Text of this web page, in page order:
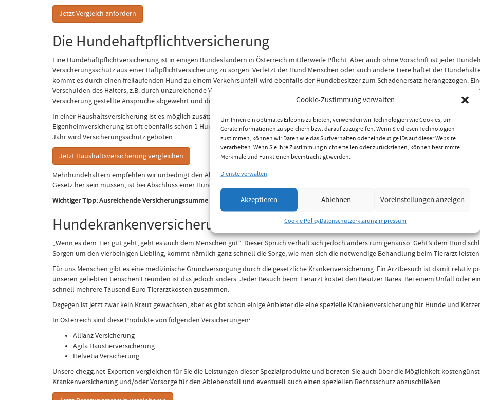
Cookie-Zustimmung verwalten
Um Ihnen ein optimales Erlebnis zu bieten, verwenden wir Technologien wie Cookies, um
Geräteinformationen zu speichern bzw. darauf zuzugreifen. Wenn Sie diesen Technologien
zustimmen, können wir Daten wie das Surfverhalten oder eindeutige IDs auf dieser Website
verarbeiten. Wenn Sie Ihre Zustimmung nicht erteilen oder zurückziehen, können bestimmte
Merkmale und Funktionen beeinträchtigt werden.
Dienste verwalten
Akzeptieren Ablehnen Voreinstellungen anzeigen
Cookie PolicyDatenschutzerklärungImpressum
Jetzt Vergleich anfordern
Die Hundehaftpflichtversicherung
Eine Hundehaftpflichtversicherung ist in einigen Bundesländern in Österreich mittlerweile Pflicht. Aber auch ohne Vorschrift ist jeder
Versicherungsschutz aus einer Haftpflichtversicherung zu sorgen. Verletzt der Hund Menschen oder auch andere Tiere haftet der
kommt es durch einen freilaufenden Hund zu einem Verkehrsunfall wird ebenfalls der Hundebesitzer zum Schadenersatz herangezogen.
Verschulden des Halters, z.B. durch unzureichende Verwahrung des Hundes, übernimmt die Versicherung den Schadenersatz. Bei Fällen in
Versicherung gestellte Ansprüche abgewehrt und die Kosten der Klärung der Verschuldensfrage, notfalls auch gerichtlich, übernommen.
In einer Haushaltsversicherung ist es möglich zusätzlich eine Hundehaftflicht gegen Mehrprämie einzuschließen. In der Haus- u.
Eigenheimversicherung ist oft ebenfalls schon 1 Hund automatisch mitversichert. Oder Sie entscheiden sich für einen eigenen Vertrag für
Jahr wird Versicherungsschutz geboten.
Jetzt Haushaltsversicherung vergleichen
Mehrhundehaltern empfehlen wir unbedingt den Abschluss einer Haftpflichtversicherung für jedes der Tier. Da in Österreich bereits die
Gesetz her sein müssen, ist bei Abschluss einer Hundehaftpflicht die Angabe der Chip-Nummer des jeweiligen Tieres erforderlich.
Wichtiger Tipp: Ausreichende Versicherungssumme von mind. 1,5 Mio. Euro
Hundekrankenversicherung oder Operationskostenversicherung
„Wenn es dem Tier gut geht, geht es auch dem Menschen gut“. Dieser Spruch verhält sich jedoch anders rum genauso. Geht’s dem Hund
Sorgen um den vierbeinigen Liebling, kommt nämlich ganz schnell die Sorge, wie man sich die notwendige Behandlung beim Tierarzt
Für uns Menschen gibt es eine medizinische Grundversorgung durch die gesetzliche Krankenversicherung. Ein Arztbesuch ist damit relativ
unseren geliebten tierischen Freunden ist das jedoch anders. Jeder Besuch beim Tierarzt kostet den Besitzer Bares. Bei einem Unfall oder
schnell mehrere Tausend Euro Tierarztkosten zusammen.
Dagegen ist jetzt zwar kein Kraut gewachsen, aber es gibt schon einige Anbieter die eine spezielle Krankenversicherung für Hunde und
In Österreich sind diese Produkte von folgenden Versicherungen:
Allianz Versicherung
Agila Haustierversicherung
Helvetia Versicherung
Unsere chegg.net-Experten vergleichen für Sie die Leistungen dieser Spezialprodukte und beraten Sie auch über die Möglichkeit
Krankenversicherung und/oder Vorsorge für den Ablebensfall und eventuell auch einen speziellen Rechtsschutz abzuschließen.